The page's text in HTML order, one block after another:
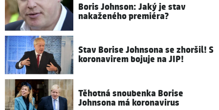
Boris Johnson: Jaký je stav
nakaženého premiéra?
Stav Borise Johnsona se zhoršil! S
koronavirem bojuje na JIP!
Těhotná snoubenka Borise
Johnsona má koronavirus